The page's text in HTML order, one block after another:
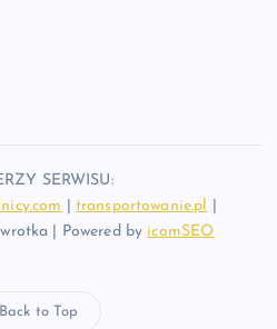
SERWISU:
transportowanie.pl
| Powered by icomSEO
Back to Top